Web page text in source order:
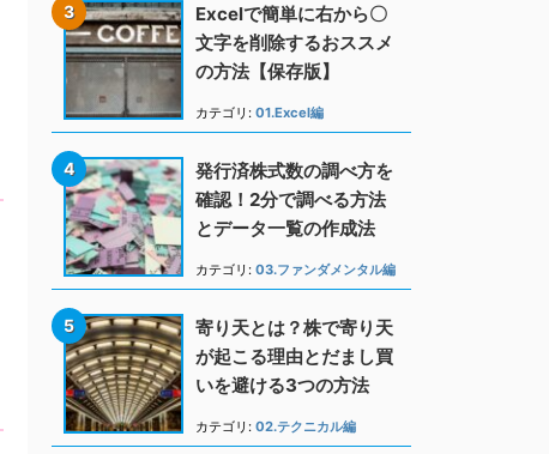
Excelで簡単に右から〇
文字を削除するおススメ
の方法【保存版】
カテゴリ: 01.Excel編
発行済株式数の調べ方を
確認！2分で調べる方法
とデータ一覧の作成法
カテゴリ: 03.ファンダメンタル編
寄り天とは？株で寄り天
が起こる理由とだまし買
いを避ける3つの方法
カテゴリ: 02.テクニカル編